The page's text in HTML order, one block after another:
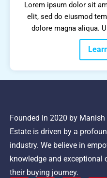
Lorem ipsum dolor sit
elit, sed do eiusmod
dolore magna aliqua.
Founded in 2020 by Manish
Estate is driven by a
industry. We believe in
knowledge and exceptional
their buying journey.